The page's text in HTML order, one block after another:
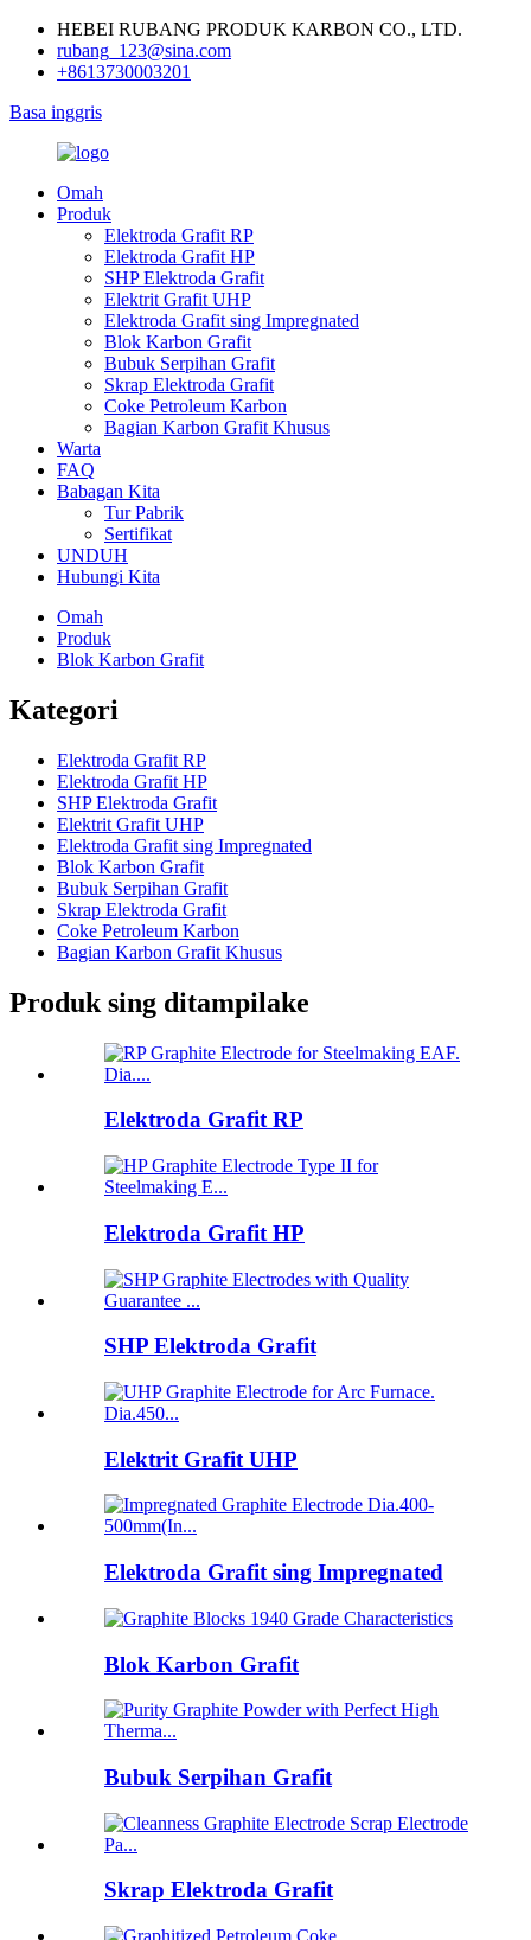
HEBEI RUBANG PRODUK KARBON CO., LTD.
rubang_123@sina.com
+8613730003201
Basa inggris
Omah
Produk
Elektroda Grafit RP
Elektroda Grafit HP
SHP Elektroda Grafit
Elektrit Grafit UHP
Elektroda Grafit sing Impregnated
Blok Karbon Grafit
Bubuk Serpihan Grafit
Skrap Elektroda Grafit
Coke Petroleum Karbon
Bagian Karbon Grafit Khusus
Warta
FAQ
Babagan Kita
Tur Pabrik
Sertifikat
UNDUH
Hubungi Kita
Omah
Produk
Blok Karbon Grafit
Kategori
Elektroda Grafit RP
Elektroda Grafit HP
SHP Elektroda Grafit
Elektrit Grafit UHP
Elektroda Grafit sing Impregnated
Blok Karbon Grafit
Bubuk Serpihan Grafit
Skrap Elektroda Grafit
Coke Petroleum Karbon
Bagian Karbon Grafit Khusus
Produk sing ditampilake
Elektroda Grafit RP
Elektroda Grafit HP
SHP Elektroda Grafit
Elektrit Grafit UHP
Elektroda Grafit sing Impregnated
Blok Karbon Grafit
Bubuk Serpihan Grafit
Skrap Elektroda Grafit